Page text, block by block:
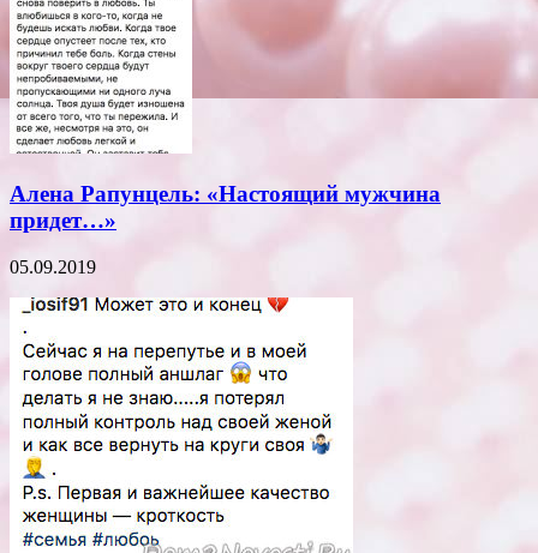
Алена Рапунцель: «Настоящий мужчина
придет…»
05.09.2019